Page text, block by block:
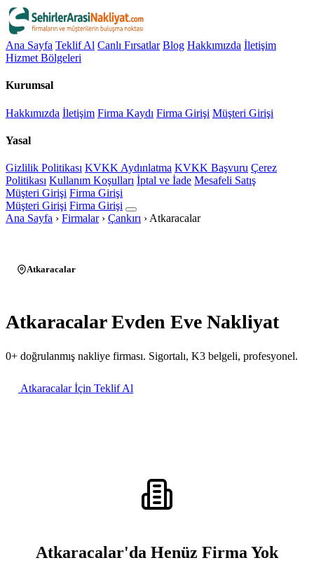
Ana Sayfa Teklif Al Canlı Fırsatlar Blog Hakkımızda İletişim
Hizmet Bölgeleri
Kurumsal
Hakkımızda İletişim Firma Kaydı Firma Girişi Müşteri Girişi
Yasal
Gizlilik Politikası KVKK Aydınlatma KVKK Başvuru Çerez
Politikası Kullanım Koşulları İptal ve İade Mesafeli Satış
Müşteri Girişi Firma Girişi
Müşteri Girişi Firma Girişi
Ana Sayfa › Firmalar › Çankırı › Atkaracalar
Atkaracalar
Atkaracalar Evden Eve Nakliyat
0+ doğrulanmış nakliye firması. Sigortalı, K3 belgeli, profesyonel.
Atkaracalar İçin Teklif Al
Atkaracalar'da Henüz Firma Yok